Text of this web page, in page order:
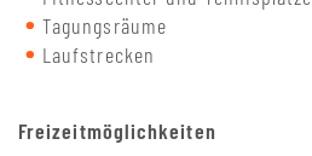
Tagungsräume
Laufstrecken
Freizeitmöglichkeiten